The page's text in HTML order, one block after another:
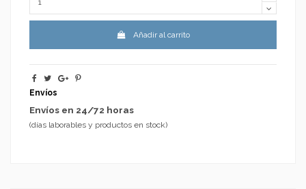
Añadir al carrito
Envíos
Envíos en 24/72 horas
(días laborables y productos en stock)